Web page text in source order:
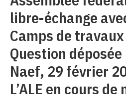
libre-échange
Camps de
Question
Naef, 29 février
L’ALE en cours